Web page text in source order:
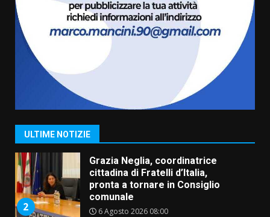
ULTIME NOTIZIE
Residenti di Savelletri scrivono
al Prefetto: “Noi cittadini di
serie B”
5 Agosto 2026 06:15
1
Carta d’identità: continua il piano
di aperture straordinarie del
2
Grazia Neglia, coordinatrice
cittadina di Fratelli d’Italia,
pronta a tornare in Consiglio
comunale
6 Agosto 2026 08:00